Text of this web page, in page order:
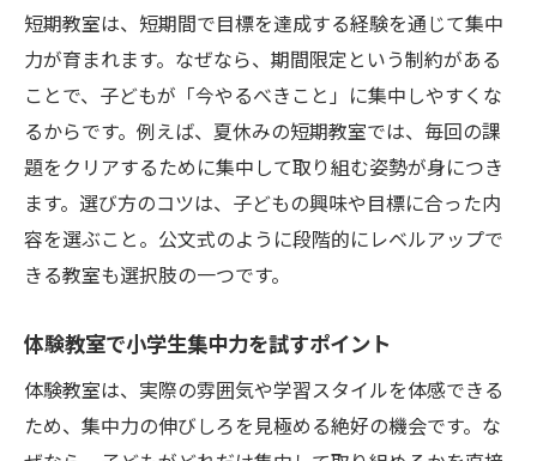
短期教室は、短期間で目標を達成する経験を通じて集中
力が育まれます。なぜなら、期間限定という制約がある
ことで、子どもが「今やるべきこと」に集中しやすくな
るからです。例えば、夏休みの短期教室では、毎回の課
題をクリアするために集中して取り組む姿勢が身につき
ます。選び方のコツは、子どもの興味や目標に合った内
容を選ぶこと。公文式のように段階的にレベルアップで
きる教室も選択肢の一つです。
体験教室で小学生集中力を試すポイント
体験教室は、実際の雰囲気や学習スタイルを体感できる
ため、集中力の伸びしろを見極める絶好の機会です。な